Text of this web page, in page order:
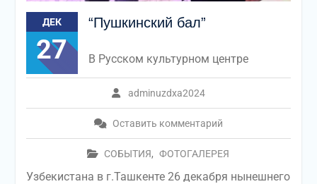
ДЕК
27
“Пушкинский бал”
adminuzdxa2024
Оставить комментарий
СОБЫТИЯ, ФОТОГАЛЕРЕЯ
В Русском культурном центре
Узбекистана в г.Ташкенте 26 декабря нынешнего